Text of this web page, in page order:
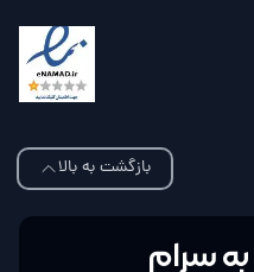
بازگشت به بالا
به سرام